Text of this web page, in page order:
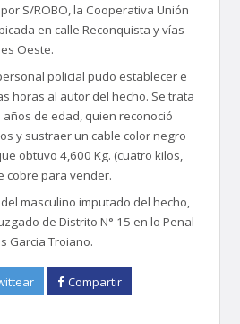
S/ROBO, la Cooperativa Unión
en calle Reconquista y vías
Oeste.
policial pudo establecer e
horas al autor del hecho. Se trata
de edad, quien reconoció
y sustraer un cable color negro
obtuvo 4,600 Kg. (cuatro kilos,
cobre para vender.
masculino imputado del hecho,
de Distrito N° 15 en lo Penal
Garcia Troiano.
Compartir